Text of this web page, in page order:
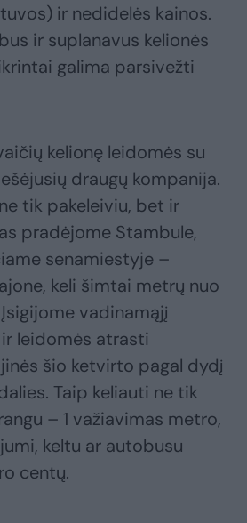
ir nedidelės kainos.
ir suplanavus kelionės
galima parsivežti
kelionę leidomės su
draugų kompanija.
tik pakeleiviu, bet ir
pradėjome Stambule,
senamiestyje –
keli šimtai metrų nuo
vadinamąjį
leidomės atrasti
šio ketvirto pagal dydį
Taip keliauti ne tik
– 1 važiavimas metro,
keltu ar autobusu
centų.